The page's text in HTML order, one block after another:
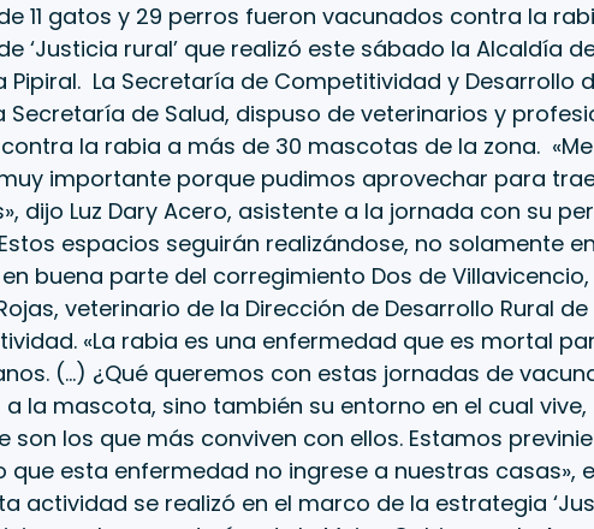
11 gatos y 29 perros fueron vacunados contra la
‘Justicia rural’ que realizó este sábado la Alcaldía
Pipiral. La Secretaría de Competitividad y Desarrollo
Secretaría de Salud, dispuso de veterinarios y
la rabia a más de 30 mascotas de la zona.
importante porque pudimos aprovechar para
dijo Luz Dary Acero, asistente a la jornada con su
Estos espacios seguirán realizándose, no solamente
buena parte del corregimiento Dos de
veterinario de la Dirección de Desarrollo Rural
«La rabia es una enfermedad que es mortal
(…) ¿Qué queremos con estas jornadas de
la mascota, sino también su entorno en el cual
son los que más conviven con ellos. Estamos
que esta enfermedad no ingrese a nuestras casas»,
actividad se realizó en el marco de la estrategia